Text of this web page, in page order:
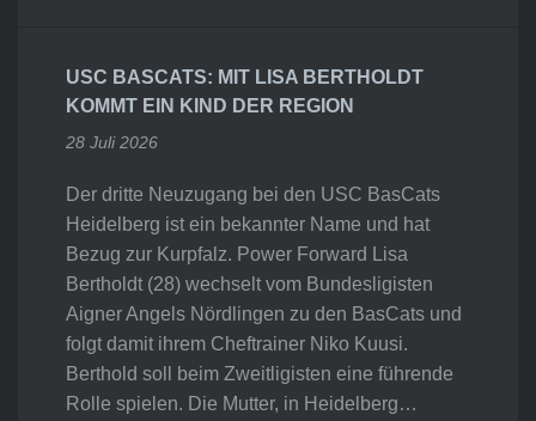
USC BASCATS: MIT LISA BERTHOLDT
KOMMT EIN KIND DER REGION
28 Juli 2026
Der dritte Neuzugang bei den USC BasCats
Heidelberg ist ein bekannter Name und hat
Bezug zur Kurpfalz. Power Forward Lisa
Bertholdt (28) wechselt vom Bundesligisten
Aigner Angels Nördlingen zu den BasCats und
folgt damit ihrem Cheftrainer Niko Kuusi.
Berthold soll beim Zweitligisten eine führende
Rolle spielen. Die Mutter, in Heidelberg…